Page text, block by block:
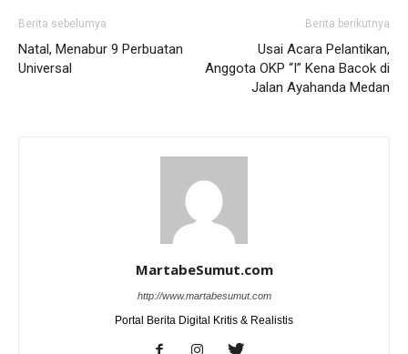
Berita sebelumya
Natal, Menabur 9 Perbuatan
Universal
Berita berikutnya
Usai Acara Pelantikan,
Anggota OKP “I” Kena Bacok di
Jalan Ayahanda Medan
MartabeSumut.com
http://www.martabesumut.com
Portal Berita Digital Kritis & Realistis